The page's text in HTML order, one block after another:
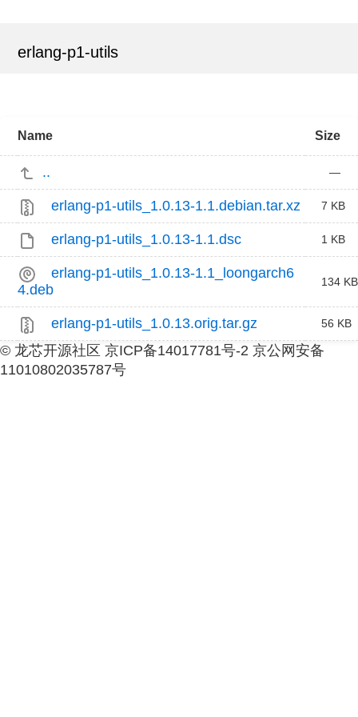
erlang-p1-utils
Name Size
.. —
erlang-p1-utils_1.0.13-1.1.debian.tar.xz 7 KB
erlang-p1-utils_1.0.13-1.1.dsc 1 KB
erlang-p1-utils_1.0.13-1.1_loongarch6
4.deb
134 KB
erlang-p1-utils_1.0.13.orig.tar.gz 56 KB
© 龙芯开源社区 京ICP备14017781号-2 京公网安备
11010802035787号